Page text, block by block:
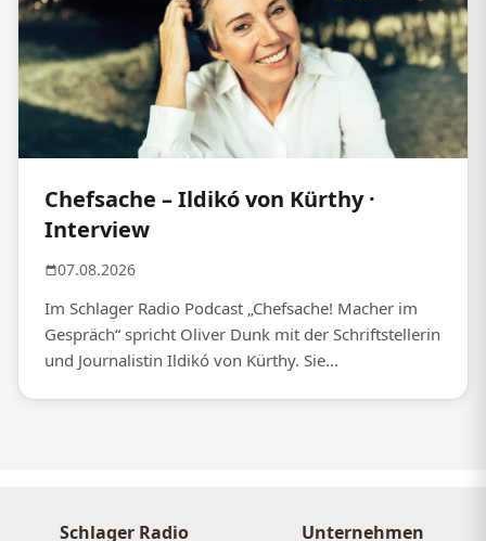
Chefsache – Ildikó von Kürthy ·
Interview
07.08.2026
Im Schlager Radio Podcast „Chefsache! Macher im
Gespräch“ spricht Oliver Dunk mit der Schriftstellerin
und Journalistin Ildikó von Kürthy. Sie...
Schlager Radio Unternehmen